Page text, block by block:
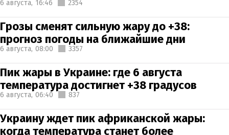
6 августа, 16:46 2354
Грозы сменят сильную жару до +38:
прогноз погоды на ближайшие дни
6 августа, 08:00 3357
Пик жары в Украине: где 6 августа
температура достигнет +38 градусов
6 августа, 06:40 837
Украину ждет пик африканской жары:
когда температура станет более